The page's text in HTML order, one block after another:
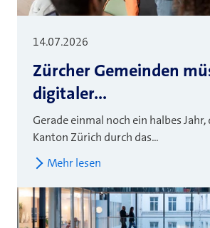
14.07.2026
Zürcher Gemeinden
digitaler...
Gerade einmal noch ein halbes
Kanton Zürich durch das...
Mehr lesen